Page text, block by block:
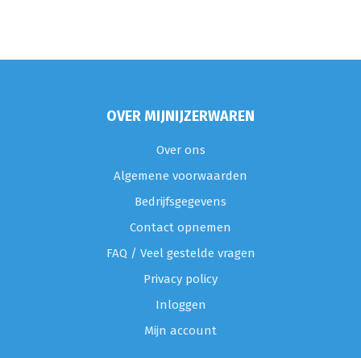
OVER MIJNIJZERWAREN
Over ons
Algemene voorwaarden
Bedrijfsgegevens
Contact opnemen
FAQ / Veel gestelde vragen
Privacy policy
Inloggen
Mijn account